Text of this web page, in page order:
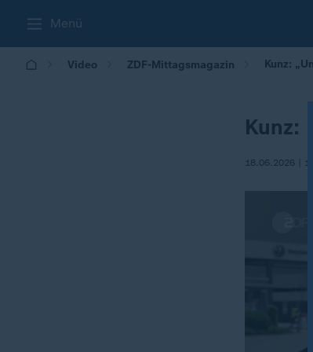
Menü
Video ZDF-Mittagsmagazin Kunz:
Kunz:
18.06.2026 |